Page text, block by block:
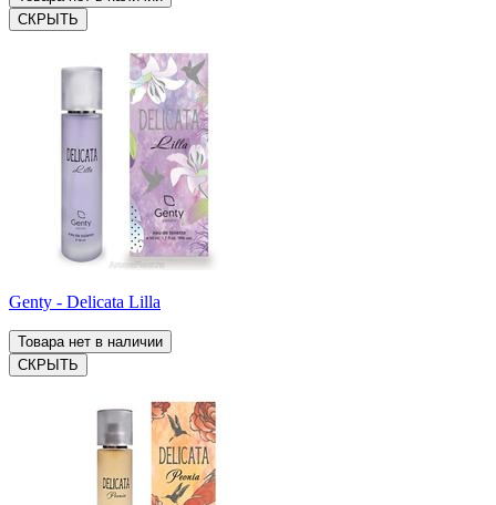
СКРЫТЬ
Genty - Delicata Lilla
Товара нет в наличии
СКРЫТЬ